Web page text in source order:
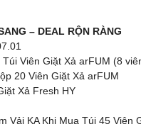
– DEAL RỘN RÀNG
Túi Viên Giặt Xả arFUM (8
20 Viên Giặt Xả arFUM
Xả Fresh HY
Vải KA Khi Mua Túi 45 Viên